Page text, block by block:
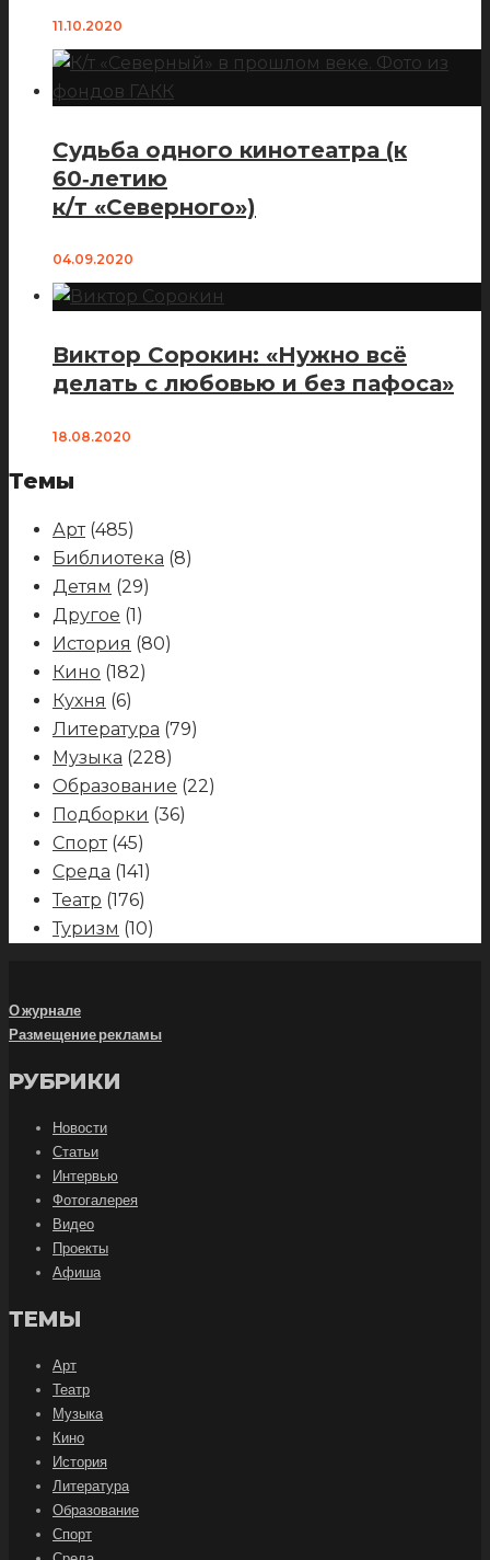
11.10.2020
Судьба одного кинотеатра (к
60‑летию
к/т «Северного»)
04.09.2020
Виктор Сорокин: «Нужно всё
делать с любовью и без пафоса»
18.08.2020
Темы
Арт(485)
Библиотека (8)
Детям (29)
Другое (1)
История (80)
Кино (182)
Кухня (6)
Литература (79)
Музыка (228)
Образование (22)
Подборки (36)
Спорт(45)
Среда (141)
Театр (176)
Туризм (10)
О журнале
Размещение рекламы
РУБРИКИ
Новости
Статьи
Интервью
Фотогалерея
Видео
Проекты
Афиша
ТЕМЫ
Арт
Театр
Музыка
Кино
История
Литература
Образование
Спорт